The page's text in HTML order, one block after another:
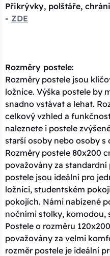
Přikrývky, polštáře,
- ZDE
Rozměry postele:
Rozměry postele jsou
ložnice. Výška postele by
snadno vstávat a lehat.
celkový vzhled a
naleznete i postele
starší osoby nebo osoby
Rozměry postele 80x200
považovány za
postele jsou ideální pro
ložnici, studentském
pokojích. Námi nabízené
nočními stolky, komodou,
Postele o rozměru
považovány za velmi
rozměr postele je ideální